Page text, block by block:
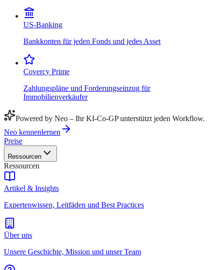
US-Banking
Bankkonten für jeden Fonds und jedes Asset
Covercy Prime
Zahlungspläne und Forderungseinzug für
Immobilienverkäufer
Powered by Neo – Ihr KI-Co-GP unterstützt jeden Workflow.
Neo kennenlernen
Preise
Ressourcen
Ressourcen
Artikel & Insights
Expertenwissen, Leitfäden und Best Practices
Über uns
Unsere Geschichte, Mission und unser Team